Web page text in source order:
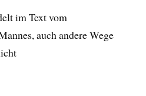
im Text vom
auch andere Wege